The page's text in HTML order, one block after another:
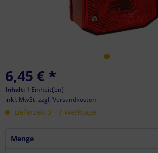
6,45 € *
Inhalt: 1 Einheit(en)
inkl. MwSt. zzgl. Versandkosten
Lieferzeit 3 - 7 Werktage
Menge